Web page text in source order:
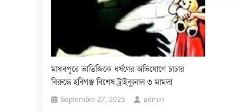
মাধবপুরে ভাতিজিকে ধর্ষণের অভিযোগে চাচার
বিরুদ্ধে হবিগঞ্জ বিশেষ ট্রাইব্যুনাল ৩ মামলা
September 27, 2025 admin